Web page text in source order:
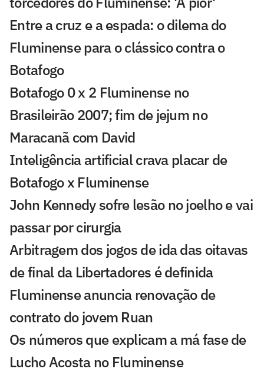
Entre a cruz e a espada: o dilema do
Fluminense para o clássico contra o
Botafogo
Botafogo 0 x 2 Fluminense no
Brasileirão 2007; fim de jejum no
Maracanã com David
Inteligência artificial crava placar de
Botafogo x Fluminense
John Kennedy sofre lesão no joelho e vai
passar por cirurgia
Arbitragem dos jogos de ida das oitavas
de final da Libertadores é definida
Fluminense anuncia renovação de
contrato do jovem Ruan
Os números que explicam a má fase de
Lucho Acosta no Fluminense